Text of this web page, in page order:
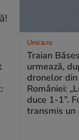
Unica.ro
Traian
urmează,
dronelor
României:
duce 1-1”.
transmis un